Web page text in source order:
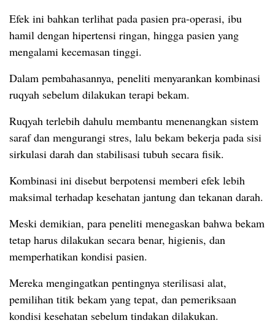
Efek ini bahkan terlihat pada pasien pra-operasi, ibu
hamil dengan hipertensi ringan, hingga pasien yang
mengalami kecemasan tinggi.
Dalam pembahasannya, peneliti menyarankan kombinasi
ruqyah sebelum dilakukan terapi bekam.
Ruqyah terlebih dahulu membantu menenangkan sistem
saraf dan mengurangi stres, lalu bekam bekerja pada sisi
sirkulasi darah dan stabilisasi tubuh secara fisik.
Kombinasi ini disebut berpotensi memberi efek lebih
maksimal terhadap kesehatan jantung dan tekanan darah.
Meski demikian, para peneliti menegaskan bahwa bekam
tetap harus dilakukan secara benar, higienis, dan
memperhatikan kondisi pasien.
Mereka mengingatkan pentingnya sterilisasi alat,
pemilihan titik bekam yang tepat, dan pemeriksaan
kondisi kesehatan sebelum tindakan dilakukan.